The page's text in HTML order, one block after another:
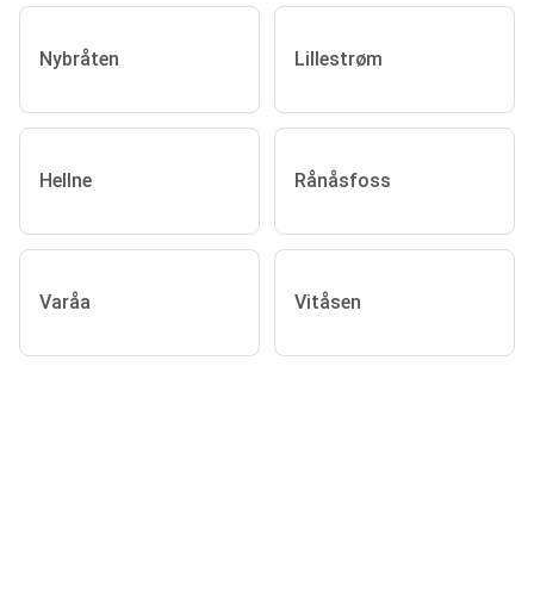
Nybråten Lillestrøm
Hellne Rånåsfoss
Varåa Vitåsen